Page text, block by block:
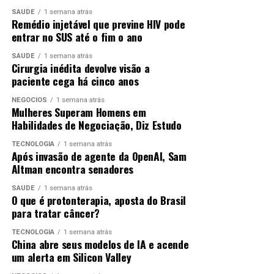
ANÚNCIO
último sábado (4),
Martinelli para o lugar de Lucas Paquetá – fora
devido a uma lesão no músculo posterior da coxa
esquerda.
Do lado norueguês, o técnico Stale Solbakken fez uma
mudança em relação ao time do triunfo por 2 a 1 sobre a
Costa do Marfim, nos 16 avos de final.
lesão, Julian Ryerson retornou à lateral direita, na
vaga de Marcus Pedersen
SAÚDE 1 semana atrás
Remédio injetável que previne HIV pode
entrar no SUS até o fim o ano
SAÚDE 1 semana atrás
Cirurgia inédita devolve visão a
paciente cega há cinco anos
NEGÓCIOS 1 semana atrás
Mulheres Superam Homens em
Habilidades de Negociação, Diz Estudo
TECNOLOGIA 1 semana atrás
Após invasão de agente da OpenAI, Sam
Altman encontra senadores
SAÚDE 1 semana atrás
O que é protonterapia, aposta do Brasil
para tratar câncer?
TECNOLOGIA 1 semana atrás
China abre seus modelos de IA e acende
um alerta em Silicon Valley